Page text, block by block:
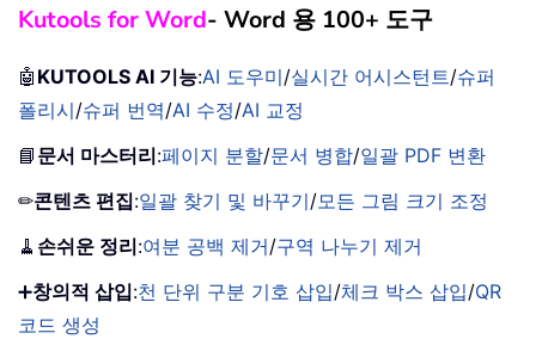
Kutools for Word- Word 용 100+ 도구
🤖 KUTOOLS AI 기능:AI 도우미/실시간 어시스턴트/슈퍼
폴리시/슈퍼 번역/AI 수정/AI 교정
📘 문서 마스터리:페이지 분할/문서 병합/일괄 PDF 변환
✏콘텐츠 편집:일괄 찾기 및 바꾸기/모든 그림 크기 조정
🧹 손쉬운 정리:여분 공백 제거/구역 나누기 제거
➕창의적 삽입:천 단위 구분 기호 삽입/체크 박스 삽입/QR
코드 생성